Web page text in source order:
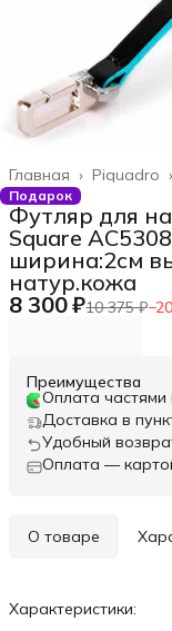
Piquadro ›
Главная ›
Подарок
Футляр для
Square
ширина:2см
натур.кожа
8 300 ₽10 375 ₽−
Преимущества
Оплата частями
Доставка в
Удобный
Оплата —
О товаре
Характеристики: